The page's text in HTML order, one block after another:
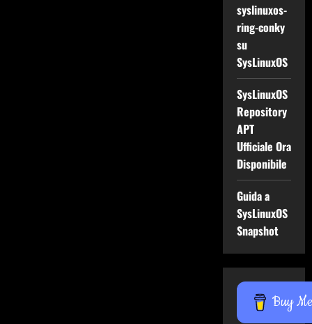
syslinuxos-
ring-conky
su
SysLinuxOS
SysLinuxOS
Repository
APT
Ufficiale Ora
Disponibile
Guida a
SysLinuxOS
Snapshot
Buy